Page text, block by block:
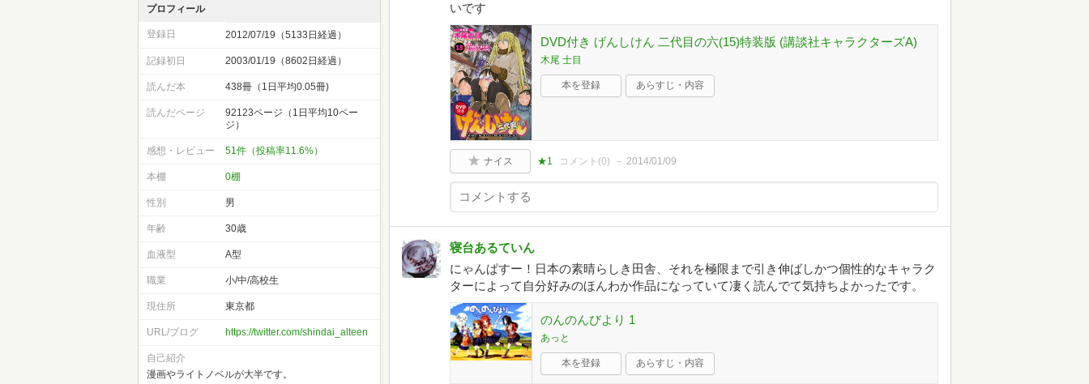
いです
DVD付き げんしけん 二代目の六(15)特装版 (講談社キャラクターズA)
木尾 士目
本を登録 あらすじ・内容
ナイス ★1 コメント(0) 2014/01/09
寝台あるていん
にゃんぱすー！日本の素晴らしき田舎、それを極限まで引き伸ばしかつ個性的なキャラク
ターによって自分好みのほんわか作品になっていて凄く読んでて気持ちよかったです。
のんのんびより 1
あっと
本を登録 あらすじ・内容
プロフィール
登録日 2012/07/19（5133日経過）
記録初日 2003/01/19（8602日経過）
読んだ本 438冊（1日平均0.05冊)
読んだページ
92123ページ（1日平均10ペー
ジ）
感想・レビュー 51件（投稿率11.6%）
本棚 0棚
性別 男
年齢 30歳
血液型 A型
職業 小/中/高校生
現住所 東京都
URL/ブログ https://twitter.com/shindai_alteen
自己紹介
漫画やライトノベルが大半です。